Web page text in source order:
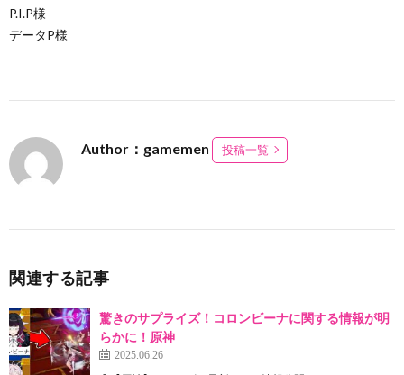
P.I.P様
データP様
Author：gamemen 投稿一覧
関連する記事
驚きのサプライズ！コロンビーナに関する情報が明
らかに！原神
2025.06.26